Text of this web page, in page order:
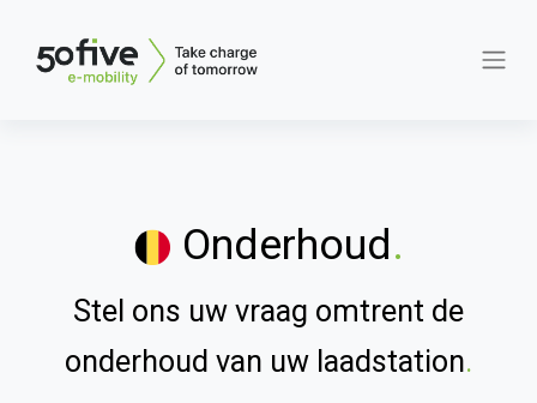
Onderhoud.
Stel ons uw vraag omtrent de
onderhoud van uw laadstation.